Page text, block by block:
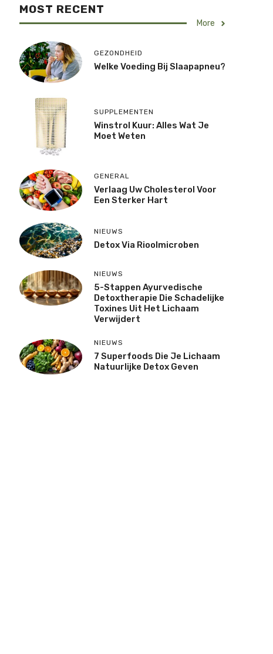
MOST RECENT
More
GEZONDHEID
Welke Voeding Bij Slaapapneu?
SUPPLEMENTEN
Winstrol Kuur: Alles Wat Je
Moet Weten
GENERAL
Verlaag Uw Cholesterol Voor
Een Sterker Hart
NIEUWS
Detox Via Rioolmicroben
NIEUWS
5-Stappen Ayurvedische
Detoxtherapie Die Schadelijke
Toxines Uit Het Lichaam
Verwijdert
NIEUWS
7 Superfoods Die Je Lichaam
Natuurlijke Detox Geven